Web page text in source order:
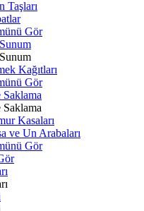
Taşları
Gör
Kağıtları
Gör
Saklama
Saklama
Kasaları
ve Un Arabaları
Gör